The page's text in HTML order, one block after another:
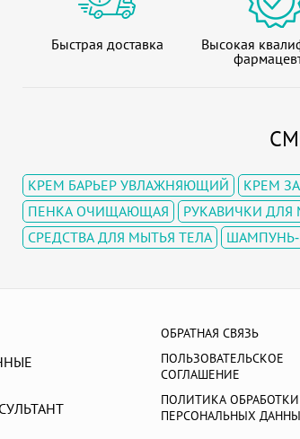
Быстрая доставка Высокая
КРЕМ БАРЬЕР УВЛАЖНЯЮЩИЙ КРЕМ
ПЕНКА ОЧИЩАЮЩАЯ
РУКАВИЧКИ ДЛЯ
СРЕДСТВА ДЛЯ МЫТЬЯ ТЕЛА
ОБРАТНАЯ СВЯЗЬ
ПОЛЬЗОВАТЕЛЬСКОЕ
СОГЛАШЕНИЕ
ПОЛИТИКА ОБРАБОТКИ
ПЕРСОНАЛЬНЫХ